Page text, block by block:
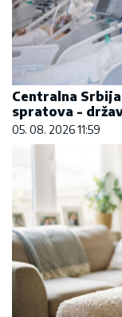
Centralna
spratova -
05. 08. 2026 11:59